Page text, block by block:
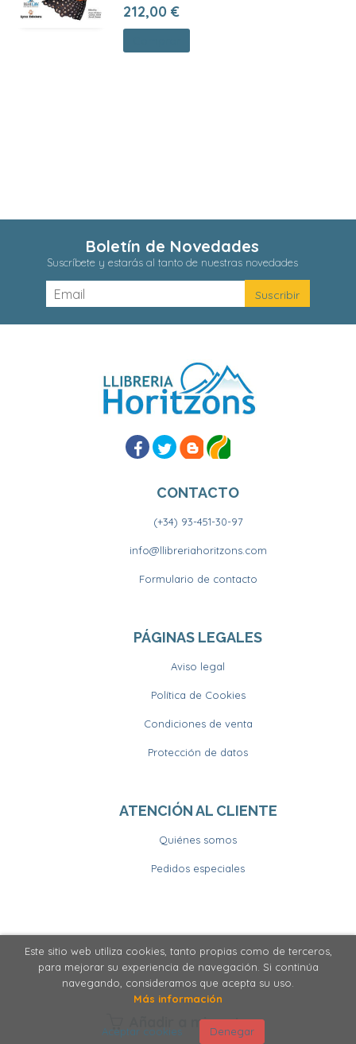
Añadir a mi cesta
212,00 €
Boletín de Novedades
Suscríbete y estarás al tanto de nuestras novedades
CONTACTO
(+34) 93-451-30-97
info@llibreriahoritzons.com
Formulario de contacto
PÁGINAS LEGALES
Aviso legal
Política de Cookies
Condiciones de venta
Protección de datos
ATENCIÓN AL CLIENTE
Quiénes somos
Pedidos especiales
2026 © Llibrería Horitzons . Todos los Derechos
Reservados
Este sitio web utiliza cookies, tanto propias como de terceros,
para mejorar su experiencia de navegación. Si continúa
navegando, consideramos que acepta su uso.
Más información
Aceptar cookies Denegar